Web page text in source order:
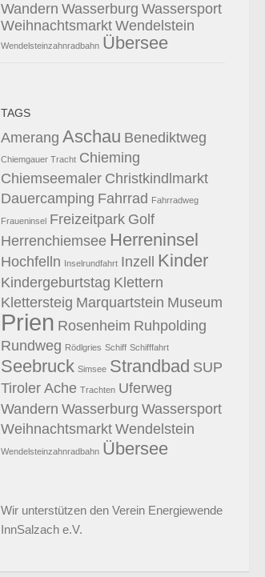
Wandern Wasserburg Wassersport
Weihnachtsmarkt Wendelstein
Wendelsteinzahnradbahn Übersee
TAGS
Amerang Aschau Benediktweg
Chiemgauer Tracht Chieming
Chiemseemaler Christkindlmarkt
Dauercamping Fahrrad Fahrradweg
Fraueninsel Freizeitpark Golf
Herrenchiemsee Herreninsel
Hochfelln Inselrundfahrt Inzell Kinder
Kindergeburtstag Klettern
Klettersteig Marquartstein Museum
Prien Rosenheim Ruhpolding
Rundweg Rödlgries Schiff Schifffahrt
Seebruck Simsee Strandbad SUP
Tiroler Ache Trachten Uferweg
Wandern Wasserburg Wassersport
Weihnachtsmarkt Wendelstein
Wendelsteinzahnradbahn Übersee
Wir unterstützen den Verein Energiewende
InnSalzach e.V.